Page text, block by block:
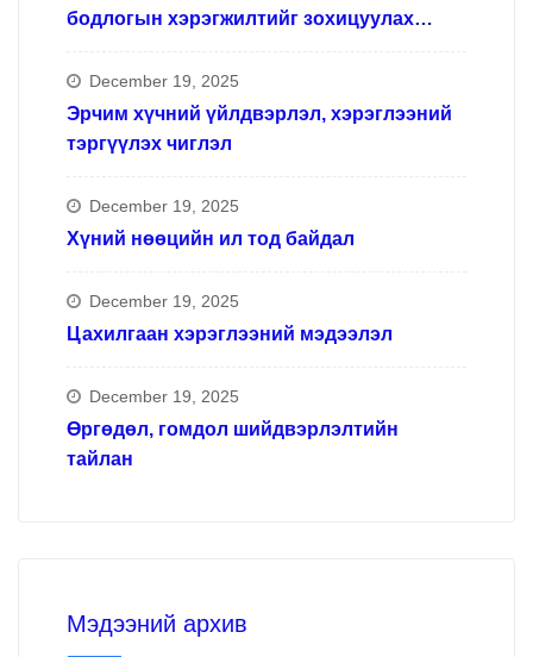
бодлогын хэрэгжилтийг зохицуулах
December 19, 2025
Эрчим хүчний үйлдвэрлэл, хэрэглээний
тэргүүлэх чиглэл
December 19, 2025
Хүний нөөцийн ил тод байдал
December 19, 2025
Цахилгаан хэрэглээний мэдээлэл
December 19, 2025
Өргөдөл, гомдол шийдвэрлэлтийн
тайлан
Мэдээний архив